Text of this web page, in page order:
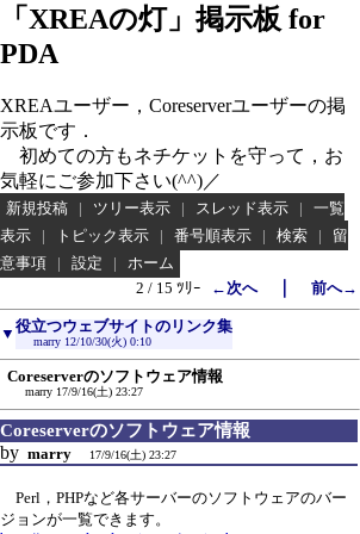
「XREAの灯」掲示板 for
PDA
XREAユーザー，Coreserverユーザーの掲
示板です．
初めての方もネチケットを守って，お
気軽にご参加下さい(^^)／
新規投稿 | ツリー表示 | スレッド表示 |
一覧
表示
| トピック表示 | 番号順表示 | 検索 |
留
意事項
| 設定 |
ホーム
2 / 15 ﾂﾘｰ
←次へ｜ 前へ→
▼ 役立つウェブサイトのリンク集
marry 12/10/30(火) 0:10
Coreserverのソフトウェア情報
marry 17/9/16(土) 23:27
Coreserverのソフトウェア情報
by marry 17/9/16(土) 23:27
Perl，PHPなど各サーバーのソフトウェアのバー
ジョンが一覧できます。